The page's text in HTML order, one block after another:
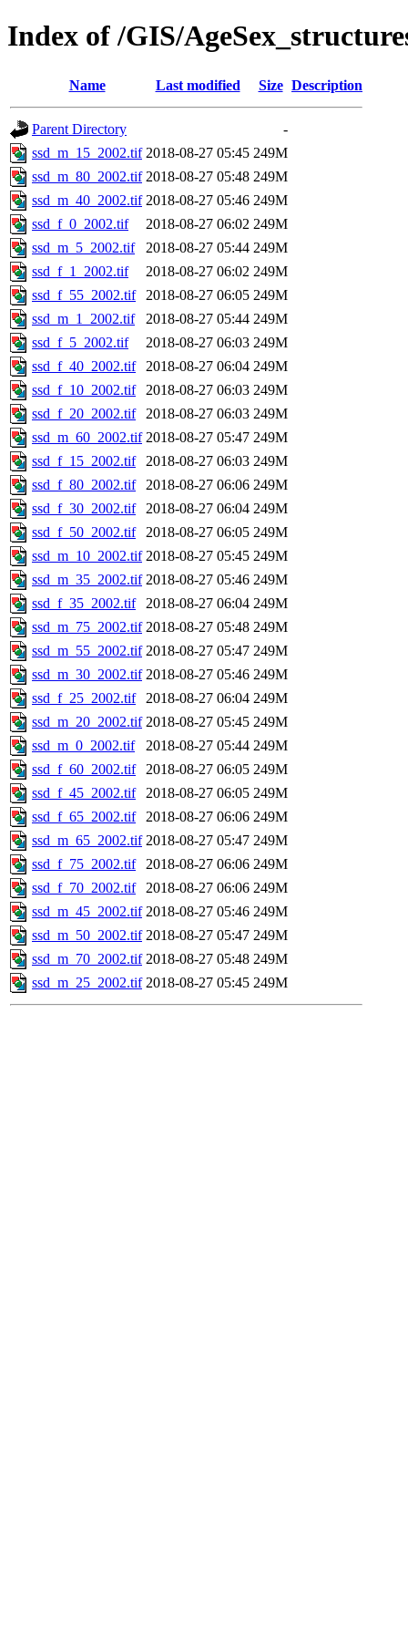
Index of /GIS/
Name Last modified Size Description
Parent Directory
-
ssd_m_15_2002.tif 2018-08-27 05:45 249M
ssd_m_80_2002.tif 2018-08-27 05:48 249M
ssd_m_40_2002.tif 2018-08-27 05:46 249M
ssd_f_0_2002.tif
2018-08-27 06:02 249M
ssd_m_5_2002.tif
2018-08-27 05:44 249M
ssd_f_1_2002.tif
2018-08-27 06:02 249M
ssd_f_55_2002.tif
2018-08-27 06:05 249M
ssd_m_1_2002.tif
2018-08-27 05:44 249M
ssd_f_5_2002.tif
2018-08-27 06:03 249M
ssd_f_40_2002.tif
2018-08-27 06:04 249M
ssd_f_10_2002.tif
2018-08-27 06:03 249M
ssd_f_20_2002.tif
2018-08-27 06:03 249M
ssd_m_60_2002.tif 2018-08-27 05:47 249M
ssd_f_15_2002.tif
2018-08-27 06:03 249M
ssd_f_80_2002.tif
2018-08-27 06:06 249M
ssd_f_30_2002.tif
2018-08-27 06:04 249M
ssd_f_50_2002.tif
2018-08-27 06:05 249M
ssd_m_10_2002.tif 2018-08-27 05:45 249M
ssd_m_35_2002.tif 2018-08-27 05:46 249M
ssd_f_35_2002.tif
2018-08-27 06:04 249M
ssd_m_75_2002.tif 2018-08-27 05:48 249M
ssd_m_55_2002.tif 2018-08-27 05:47 249M
ssd_m_30_2002.tif 2018-08-27 05:46 249M
ssd_f_25_2002.tif
2018-08-27 06:04 249M
ssd_m_20_2002.tif 2018-08-27 05:45 249M
ssd_m_0_2002.tif
2018-08-27 05:44 249M
ssd_f_60_2002.tif
2018-08-27 06:05 249M
ssd_f_45_2002.tif
2018-08-27 06:05 249M
ssd_f_65_2002.tif
2018-08-27 06:06 249M
ssd_m_65_2002.tif 2018-08-27 05:47 249M
ssd_f_75_2002.tif
2018-08-27 06:06 249M
ssd_f_70_2002.tif
2018-08-27 06:06 249M
ssd_m_45_2002.tif 2018-08-27 05:46 249M
ssd_m_50_2002.tif 2018-08-27 05:47 249M
ssd_m_70_2002.tif 2018-08-27 05:48 249M
ssd_m_25_2002.tif 2018-08-27 05:45 249M